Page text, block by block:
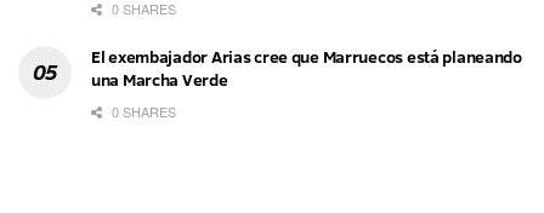
0 SHARES
El exembajador Arias cree que Marruecos está planeando
una Marcha Verde
0 SHARES